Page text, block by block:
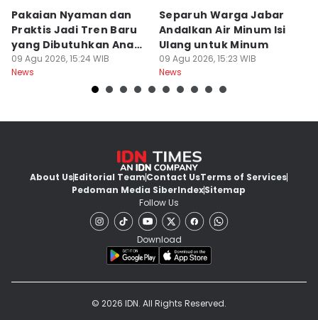
Pakaian Nyaman dan
Praktis Jadi Tren Baru
yang Dibutuhkan Anak
Muda
09 Agu 2026, 15:24 WIB
News
Separuh Warga Jabar
Andalkan Air Minum Isi
Ulang untuk Minum
09 Agu 2026, 15:23 WIB
News
About UsEditorial TeamContact UsTerms of Services
Pedoman Media SiberIndexSitemap
Follow Us
Download
© 2026 IDN. All Rights Reserved.